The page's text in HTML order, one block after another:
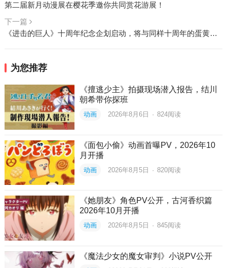
第二届新月动漫展在樱花季邀你共同赏花游展！
下一篇
《进击的巨人》十周年纪念企划启动，将与同样十周年的蛋黄哥推出联名商品x
为您推荐
《擅逃少主》拍摄现场潜入报告，结川
朝希带你探班
动画 2026年8月6日 · 824阅读
《面包小偷》动画首曝PV，2026年10
月开播
动画 2026年8月5日 · 820阅读
《她朋友》角色PV公开，古河香织篇
2026年10月开播
动画 2026年8月5日 · 845阅读
《魔法少女的魔女审判》小说PV公开